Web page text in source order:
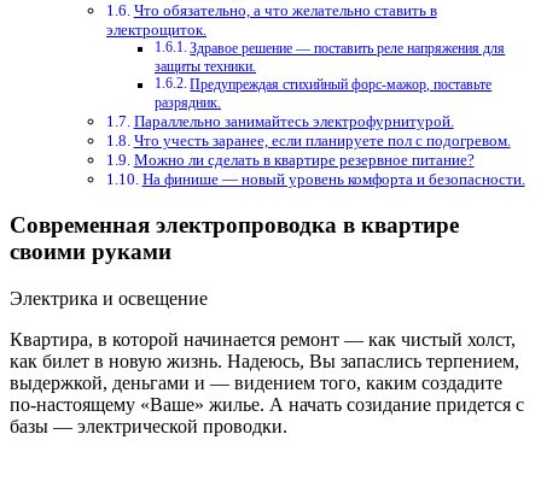
Что обязательно, а что желательно ставить в
электрощиток.
Здравое решение — поставить реле напряжения для
защиты техники.
Предупреждая стихийный форс-мажор, поставьте
разрядник.
Параллельно занимайтесь электрофурнитурой.
Что учесть заранее, если планируете пол с подогревом.
Можно ли сделать в квартире резервное питание?
На финише — новый уровень комфорта и безопасности.
Современная электропроводка в квартире
своими руками
Электрика и освещение
Квартира, в которой начинается ремонт — как чистый холст,
как билет в новую жизнь. Надеюсь, Вы запаслись терпением,
выдержкой, деньгами и — видением того, каким создадите
по-настоящему «Ваше» жилье. А начать созидание придется с
базы — электрической проводки.